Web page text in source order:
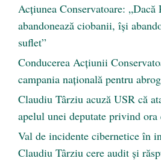
Acțiunea Conservatoare: „Dacă
abandonează ciobanii, își
suflet”
Conducerea Acțiunii
campania națională pentru
Claudiu Târziu acuză USR că
apelul unei deputate privind
Val de incidente cibernetice în
Claudiu Târziu cere audit și